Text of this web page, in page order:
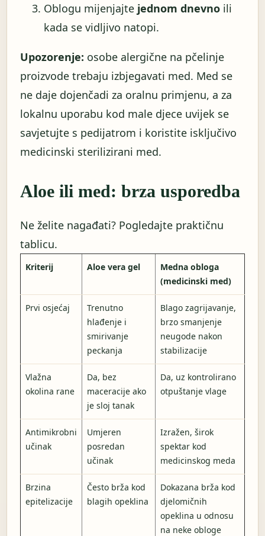
Oblogu mijenjajte jednom dnevno ili
kada se vidljivo natopi.
Upozorenje: osobe alergične na pčelinje
proizvode trebaju izbjegavati med. Med se
ne daje dojenčadi za oralnu primjenu, a za
lokalnu uporabu kod male djece uvijek se
savjetujte s pedijatrom i koristite isključivo
medicinski sterilizirani med.
Aloe ili med: brza usporedba
Ne želite nagađati? Pogledajte praktičnu
tablicu.
Kriterij Aloe vera gel
Medna obloga
(medicinski med)
Prvi osjećaj
Trenutno
hlađenje i
smirivanje
peckanja
Blago zagrijavanje,
brzo smanjenje
neugode nakon
stabilizacije
Vlažna
okolina rane
Da, bez
maceracije ako
je sloj tanak
Da, uz kontrolirano
otpuštanje vlage
Antimikrobni
učinak
Umjeren
posredan
učinak
Izražen, širok
spektar kod
medicinskog meda
Brzina
epitelizacije
Često brža kod
blagih opeklina
Dokazana brža kod
djelomičnih
opeklina u odnosu
na neke obloge